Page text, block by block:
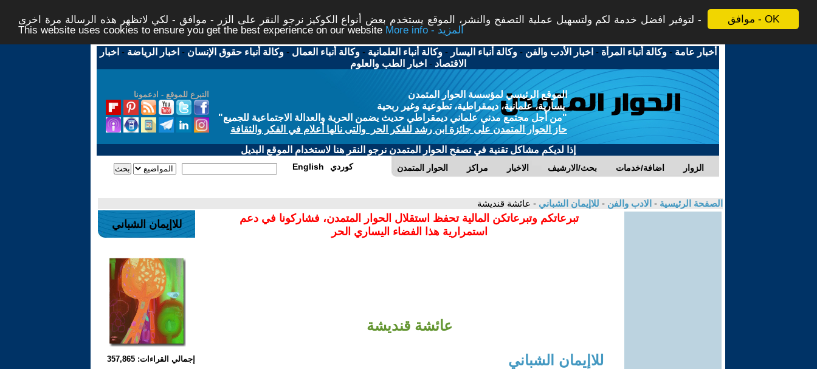
موافق - OK
لتوفير افضل خدمة لكم ولتسهيل عملية التصفح والنشر، الموقع يستخدم بعض أنواع الكوكيز نرجو النقر على الزر - موافق - لكي لاتظهر هذه الرسالة مرة اخرى -
This website uses cookies to ensure you get the best experience on our website
More info - المزيد
أخبار عامة -وكالة أنباء المرأة - اخبار الأدب والفن -وكالة أنباء اليسار -وكالة أنباء العلمانية -وكالة أنباء العمال -وكالة أنباء حقوق الإنسان - اخبار الرياضة - اخبار
الاقتصاد - اخبار الطب والعلوم
التبرع للموقع - ادعمونا
الموقع الرئيسي لمؤسسة الحوار المتمدن
يسارية، علمانية، ديمقراطية، تطوعية وغير ربحية
"من أجل مجتمع مدني علماني ديمقراطي حديث يضمن الحرية والعدالة الاجتماعية للجميع"
حاز الحوار المتمدن على جائزة ابن رشد للفكر الحر والتى نالها أعلام في الفكر والثقافة
إذا لديكم مشاكل تقنية في تصفح الحوار المتمدن نرجو النقر هنا لاستخدام الموقع البديل
الحوار المتمدن مراكز الاخبار بحث/الارشيف اضافة/خدمات الزوار English كوردي
الصفحة الرئيسية - الادب والفن - للاإيمان الشباني - عائشة قنديشة
تبرعاتكم وتبرعاتكن المالية تحفظ استقلال الحوار المتمدن، فشاركونا في دعم
استمرارية هذا الفضاء اليساري الحر
عائشة قنديشة
للاإيمان الشباني
للاإيمان الشباني
إجمالي القراءات: 357,865